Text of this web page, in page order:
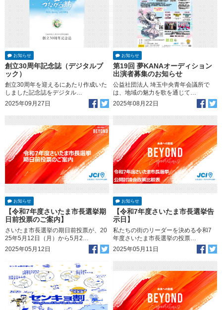
お知らせ
創立30周年記念誌（デジタルブ
ック）
創立30周年を迎えるにあたり作成いた
しました記念誌をデジタル…
2025年09月27日
お知らせ
第19回 夢KANAオーディション
出演者募集のお知らせ
公益社団法人 埼玉中央青年会議所で
は、地域の魅力を歌を通じて…
2025年08月22日
お知らせ
【令和7年度さいたま市長選挙期
日前投票のご案内】
さいたま市長選挙の期日前投票が、20
25年5月12日（月）から5月2…
2025年05月12日
お知らせ
【令和7年度さいたま市長選挙告
示日】
私たちの街のリーダーを決める令和7
年度さいたま市長選挙の投票…
2025年05月11日